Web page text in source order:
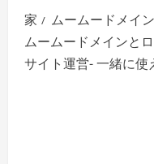
イ
マ
リ
メ
家
ムームードメイン
ムームードメインと
サイト運営- 一緒に使